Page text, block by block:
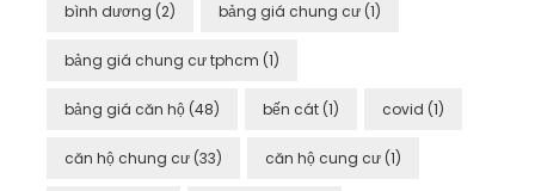
bình dương (2) bảng giá chung cư (1)
bảng giá chung cư tphcm (1)
bảng giá căn hộ (48) bến cát (1) covid (1)
căn hộ chung cư (33) căn hộ cung cư (1)